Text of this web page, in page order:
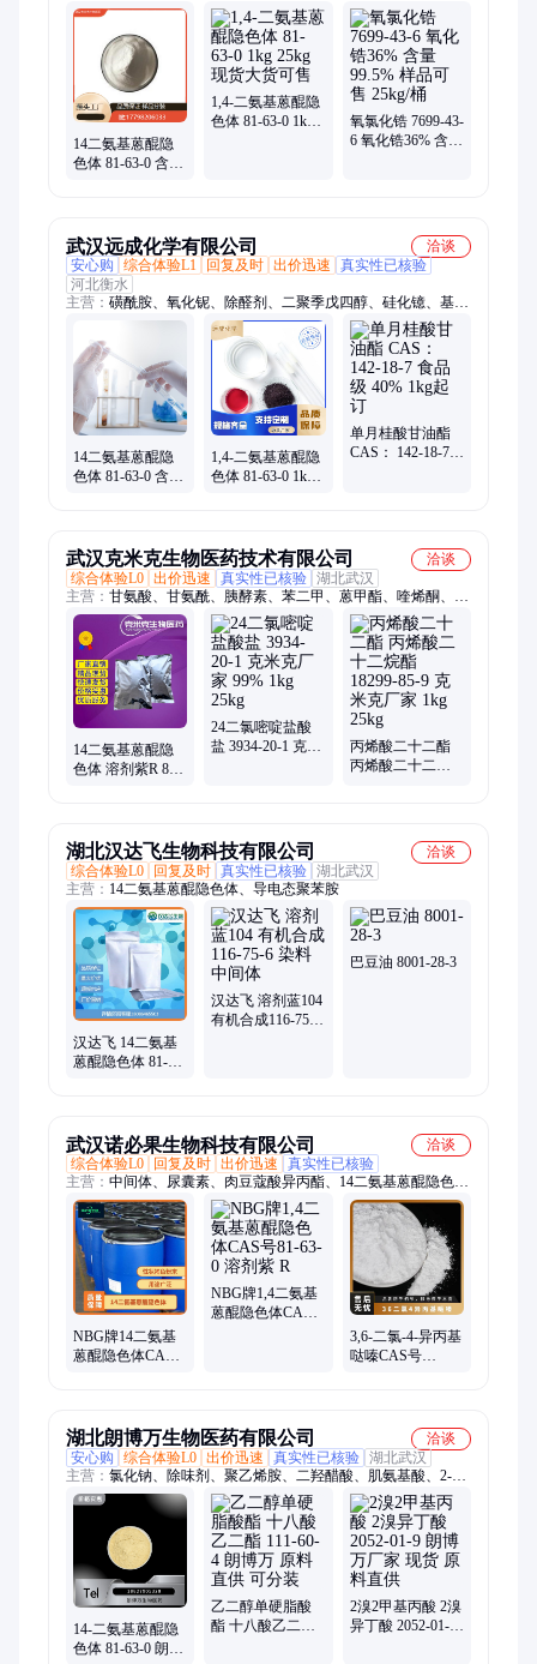
性剂
14二氨基蒽醌隐
色体 81-63-0 含量
1,4-二氨基蒽醌隐
色体 81-63-0 1kg
氧氯化锆 7699-43-
6 氧化锆36% 含量
武汉远成化学有限公司
洽谈
安心购
综合体验L1 回复及时 出价迅速
真实性已核验
河北衡水
主营： 磺酰胺、氧化铌、除醛剂、二聚季戊四醇、硅化镱、基硅
油、成核剂、酞菁钴、甘氨酸铬、光学树脂、鼠李糖脂、甲磺酸
铋、氧化亚铁、封端硅油、左旋乳酸)、六水氯化钇、己基磺酸
盐、恩诺沙星钠、聚醚硫酸酯钠、恶唑啉交联剂、洗手凝胶增稠
剂、生物活性玻璃粉、氰基丙烯酸乙酯、脱硫脱氢催化剂
14二氨基蒽醌隐
色体 81-63-0 含量
1,4-二氨基蒽醌隐
色体 81-63-0 1kg
单月桂酸甘油酯
CAS： 142-18-7
武汉克米克生物医药技术有限公司
洽谈
综合体验L0 出价迅速 真实性已核验 湖北武汉
主营： 甘氨酸、甘氨酰、胰酵素、苯二甲、蒽甲酯、喹烯酮、黄
蒿油、十五醛、碳酸镧、酰氨酸、芹菜酮、赖氨酸、980卡波、
香气醇、百部酮、海蓝腈、高哌嗪、氯戊烷、姜黄素、三氮唑、
雌三醇、溴氯苯、橙花素、纯吲哚、抗氧剂
14二氨基蒽醌隐
色体 溶剂紫R 81-
24二氯嘧啶盐酸
盐 3934-20-1 克米
丙烯酸二十二酯
丙烯酸二十二烷
湖北汉达飞生物科技有限公司
洽谈
综合体验L0
回复及时 真实性已核验 湖北武汉
主营： 14二氨基蒽醌隐色体、导电态聚苯胺
汉达飞 14二氨基
蒽醌隐色体 81-63-
汉达飞 溶剂蓝104
有机合成116-75-6
巴豆油 8001-28-3
武汉诺必果生物科技有限公司
洽谈
综合体验L0
回复及时 出价迅速
真实性已核验
主营： 中间体、尿囊素、肉豆蔻酸异丙酯、14二氨基蒽醌隐色
体、烯丙基羟乙基醚、苄基三乙基氯化铵、马来酸、乙酰苯肼、
椰油基三甲基氯化铵
NBG牌14二氨基
蒽醌隐色体CAS
NBG牌1,4二氨基
蒽醌隐色体CAS
3,6-二氯-4-异丙基
哒嗪CAS号
湖北朗博万生物医药有限公司
洽谈
安心购
综合体验L0 出价迅速 真实性已核验 湖北武汉
主营： 氯化钠、除味剂、聚乙烯胺、二羟醋酸、肌氨基酸、2-丁
二醇、聚乙烯铵、米诺地尔、醋酸亚铁、一水肌酸、树苔浸膏、
纳米勃姆石、花椒油树脂、醋酸氯己定、糊状叶绿素、无味子醇
甲、三硬脂酸铝、聚乙烯亚胺、胡椒基丁醚、全氟三丁胺、5-甲
氧基色胺、聚酰亚胺树脂、人造康酿克油、有机硅季铵盐、氯化
十六吡啶
14-二氨基蒽醌隐
色体 81-63-0 朗博
乙二醇单硬脂酸
酯 十八酸乙二酯
2溴2甲基丙酸 2溴
异丁酸 2052-01-9